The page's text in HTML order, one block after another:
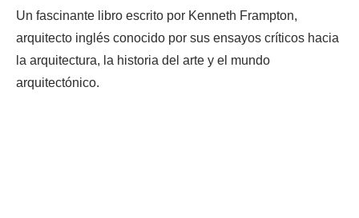
Un fascinante libro escrito por Kenneth Frampton,
arquitecto inglés conocido por sus ensayos críticos hacia
la arquitectura, la historia del arte y el mundo
arquitectónico.